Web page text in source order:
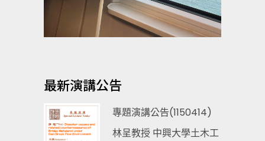
最新演講公告
專題演講公告(1150414)
林呈教授 中興大學土木工